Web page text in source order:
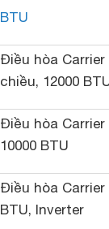
BTU
Điều hòa Carrier
chiều, 12000
Điều hòa Carrier
10000 BTU
Điều hòa Carrier
BTU, Inverter